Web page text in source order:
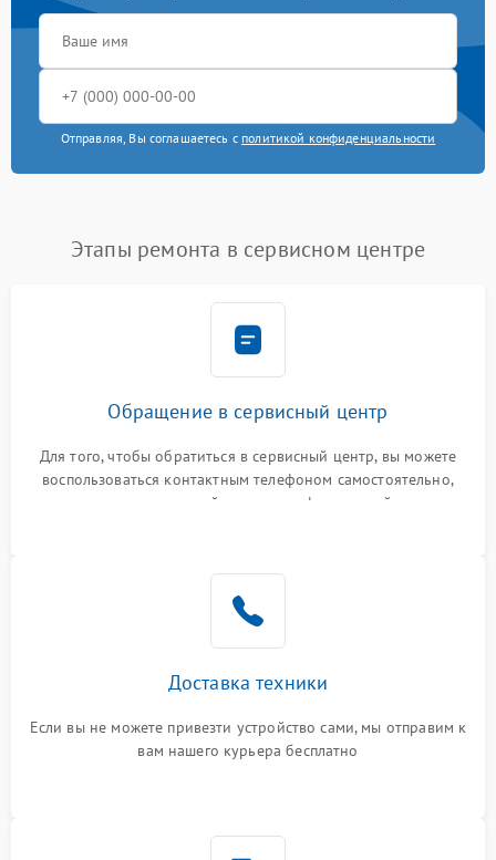
Отправляя, Вы соглашаетесь с политикой конфиденциальности
Этапы ремонта в сервисном центре
Обращение в сервисный центр
Для того, чтобы обратиться в сервисный центр, вы можете
воспользоваться контактным телефоном самостоятельно,
или оставить свой номер телефона на сайте
Доставка техники
Если вы не можете привезти устройство сами, мы отправим к
вам нашего курьера бесплатно